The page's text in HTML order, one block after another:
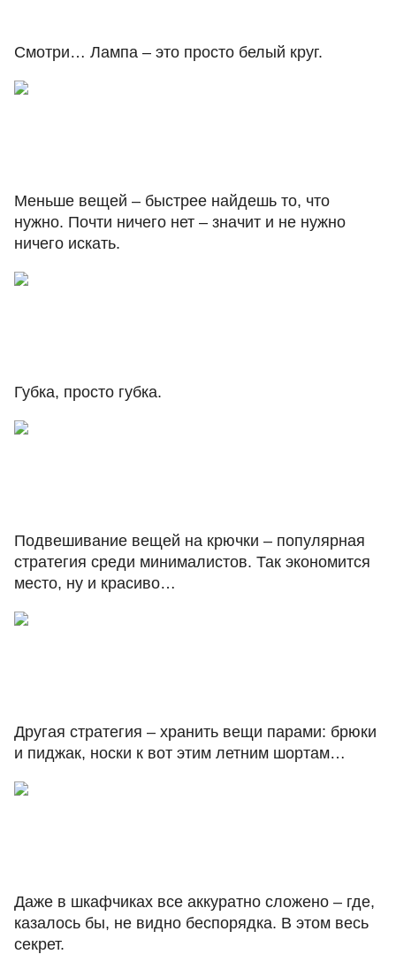
Смотри… Лампа – это просто белый круг.
Меньше вещей – быстрее найдешь то, что
нужно. Почти ничего нет – значит и не нужно
ничего искать.
Губка, просто губка.
Подвешивание вещей на крючки – популярная
стратегия среди минималистов. Так экономится
место, ну и красиво…
Другая стратегия – хранить вещи парами: брюки
и пиджак, носки к вот этим летним шортам…
Даже в шкафчиках все аккуратно сложено – где,
казалось бы, не видно беспорядка. В этом весь
секрет.